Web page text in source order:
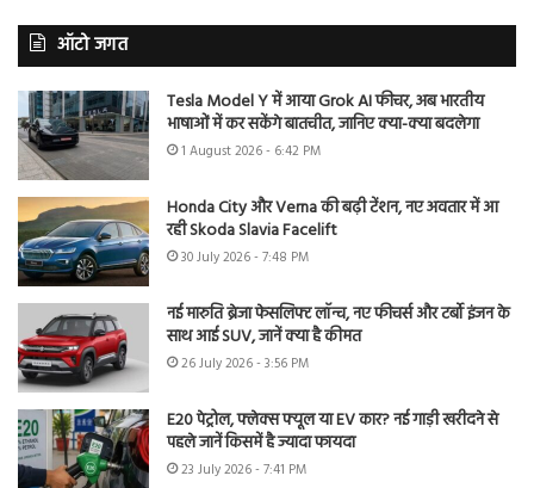
ऑटो जगत
Tesla Model Y में आया Grok AI फीचर, अब भारतीय
भाषाओं में कर सकेंगे बातचीत, जानिए क्या-क्या बदलेगा
1 August 2026 - 6:42 PM
Honda City और Verna की बढ़ी टेंशन, नए अवतार में आ
रही Skoda Slavia Facelift
30 July 2026 - 7:48 PM
नई मारुति ब्रेजा फेसलिफ्ट लॉन्च, नए फीचर्स और टर्बो इंजन के
साथ आई SUV, जानें क्या है कीमत
26 July 2026 - 3:56 PM
E20 पेट्रोल, फ्लेक्स फ्यूल या EV कार? नई गाड़ी खरीदने से
पहले जानें किसमें है ज्यादा फायदा
23 July 2026 - 7:41 PM